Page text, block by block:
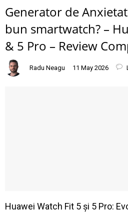
Generator de
bun smartwatch? –
& 5 Pro – Review
Radu Neagu 11 May 2026
Huawei Watch Fit 5 și 5 Pro: